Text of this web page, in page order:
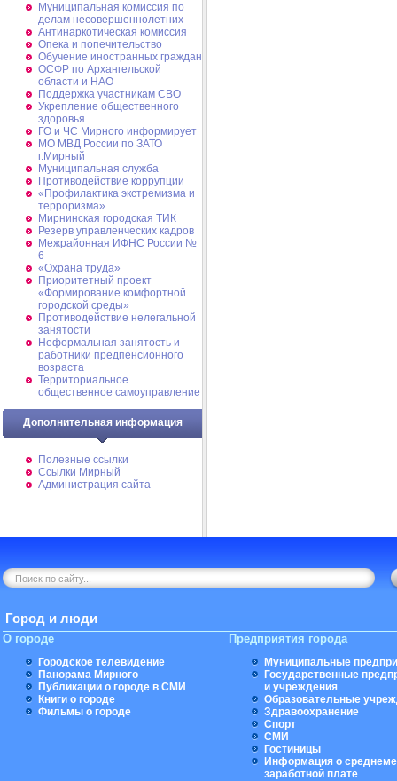
Муниципальная комиссия по
делам несовершеннолетних
Антинаркотическая комиссия
Опека и попечительство
Обучение иностранных граждан
ОСФР по Архангельской
области и НАО
Поддержка участникам СВО
Укрепление общественного
здоровья
ГО и ЧС Мирного информирует
МО МВД России по ЗАТО
г.Мирный
Муниципальная cлужба
Противодействие коррупции
«Профилактика экстремизма и
терроризма»
Мирнинская городская ТИК
Резерв управленческих кадров
Межрайонная ИФНС России №
6
«Охрана труда»
Приоритетный проект
«Формирование комфортной
городской среды»
Противодействие нелегальной
занятости
Неформальная занятость и
работники предпенсионного
возраста
Территориальное
общественное самоуправление
Дополнительная информация
Полезные ссылки
Ссылки Мирный
Администрация сайта
Город и люди
О городе
Городское телевидение
Панорама Мирного
Публикации о городе в СМИ
Книги о городе
Фильмы о городе
Предприятия города
Муниципальные
Государственные
и учреждения
Образовательные
Здравоохранение
Спорт
СМИ
Гостиницы
Информация о
заработной плате